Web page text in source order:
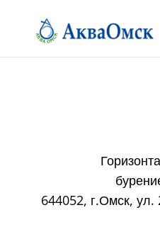
644052, г.Омск,